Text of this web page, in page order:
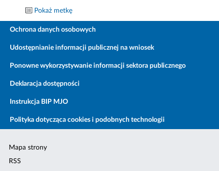
Pokaż metkę
Ochrona danych osobowych
Udostępnianie informacji publicznej na wniosek
Ponowne wykorzystywanie informacji sektora publicznego
Deklaracja dostępności
Instrukcja BIP MJO
Polityka dotycząca cookies i podobnych technologii
Mapa strony
RSS